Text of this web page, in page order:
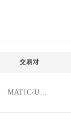
交易对
MATIC/USDT